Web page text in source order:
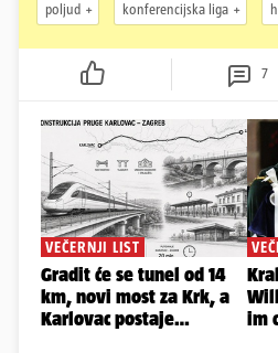
poljud konferencijska liga
7